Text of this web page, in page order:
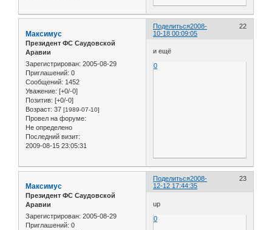
Поделиться 22
2008-
10-18 00:09:05
Максимус
Президент ФС Саудовской
Аравии
Зарегистрирован: 2005-08-29
Приглашений: 0
Сообщений: 1452
Уважение: [+0/-0]
Позитив: [+0/-0]
Возраст: 37 [1989-07-10]
Провел на форуме:
Не определено
Последний визит:
2009-08-15 23:05:31
и ещё
0
Поделиться 23
2008-
12-12 17:44:35
Максимус
Президент ФС Саудовской
Аравии
Зарегистрирован: 2005-08-29
Приглашений: 0
up
0